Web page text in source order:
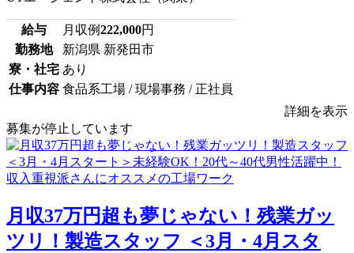
給与 月収例222,000円
勤務地
新潟県 新発田市
寮・社宅 あり
仕事内容 食品系工場 / 現場事務 / 正社員
詳細を表示
募集が停止しています
月収37万円超も夢じゃない！残業ガッ
ツリ！製造スタッフ ＜3月・4月スタ